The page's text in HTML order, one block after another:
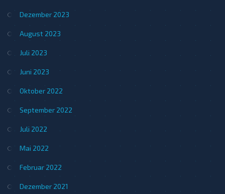
Dezember 2023
August 2023
Juli 2023
Juni 2023
Oktober 2022
September 2022
Juli 2022
Mai 2022
Februar 2022
Dezember 2021